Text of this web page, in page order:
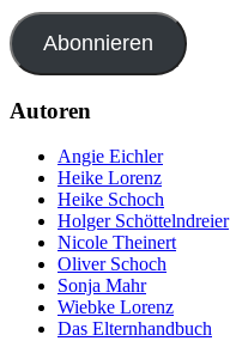
Abonnieren
Autoren
Angie Eichler
Heike Lorenz
Heike Schoch
Holger Schöttelndreier
Nicole Theinert
Oliver Schoch
Sonja Mahr
Wiebke Lorenz
Das Elternhandbuch